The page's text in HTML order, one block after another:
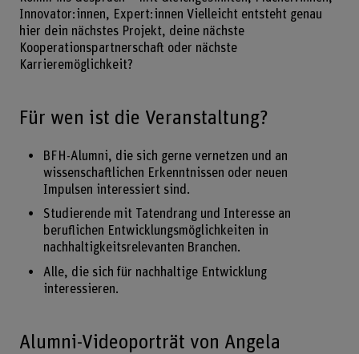
Innovator:innen, Expert:innen Vielleicht entsteht genau
hier dein nächstes Projekt, deine nächste
Kooperationspartnerschaft oder nächste
Karrieremöglichkeit?
Für wen ist die Veranstaltung?
BFH-Alumni, die sich gerne vernetzen und an
wissenschaftlichen Erkenntnissen oder neuen
Impulsen interessiert sind.
Studierende mit Tatendrang und Interesse an
beruflichen Entwicklungsmöglichkeiten in
nachhaltigkeitsrelevanten Branchen.
Alle, die sich für nachhaltige Entwicklung
interessieren.
Alumni-Videoporträt von Angela